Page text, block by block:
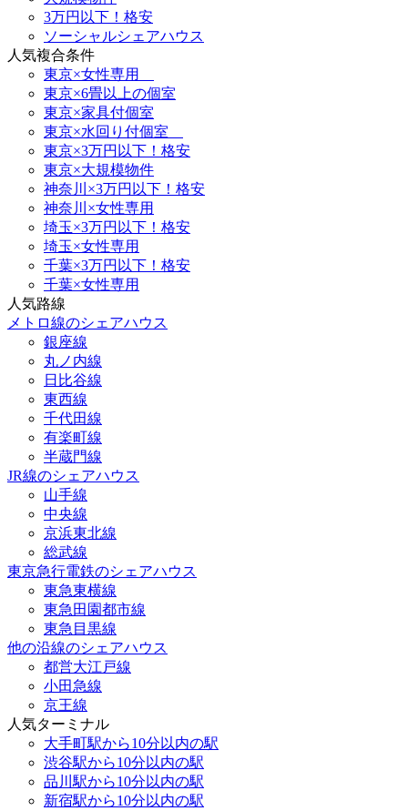
3万円以下！格安
ソーシャルシェアハウス
人気複合条件
東京×女性専用
東京×6畳以上の個室
東京×家具付個室
東京×水回り付個室
東京×3万円以下！格安
東京×大規模物件
神奈川×3万円以下！格安
神奈川×女性専用
埼玉×3万円以下！格安
埼玉×女性専用
千葉×3万円以下！格安
千葉×女性専用
人気路線
メトロ線のシェアハウス
銀座線
丸ノ内線
日比谷線
東西線
千代田線
有楽町線
半蔵門線
JR線のシェアハウス
山手線
中央線
京浜東北線
総武線
東京急行電鉄のシェアハウス
東急東横線
東急田園都市線
東急目黒線
他の沿線のシェアハウス
都営大江戸線
小田急線
京王線
人気ターミナル
大手町駅から10分以内の駅
渋谷駅から10分以内の駅
品川駅から10分以内の駅
新宿駅から10分以内の駅